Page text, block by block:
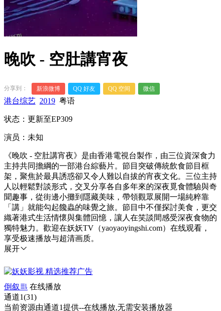
晚吹 - 空肚講宵夜
分享到： 新浪微博 QQ 好友 QQ 空间 微信
港台综艺 2019 粤语
状态：更新至EP309
演员：未知
《晚吹 - 空肚講宵夜》是由香港電視台製作，由三位資深食力
主持共同擔綱的一部港台綜藝片。節目突破傳統飲食節目框
架，聚焦於最具誘惑卻又令人難以自拔的宵夜文化。三位主持
人以輕鬆對談形式，交叉分享各自多年來的深夜覓食體驗與奇
聞趣事，從街邊小攤到隱藏美味，帶領觀眾展開一場純粹靠
「講」就能勾起饞蟲的味覺之旅。節目中不僅探討美食，更交
織著港式生活情懷與集體回憶，讓人在笑談間感受深夜食物的
獨特魅力。歡迎在妖妖TV（yaoyaoyingshi.com）在线观看，
享受极速播放与超清画质。
展开
倒叙
在线播放
通道1(31)
当前资源由通道1提供--在线播放,无需安装播放器